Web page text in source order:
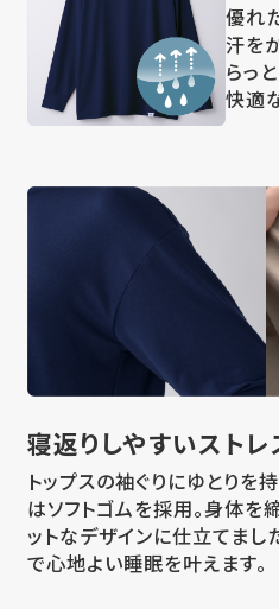
優れ
汗を
らっ
快適
寝返りしやすいスト
トップスの袖ぐりにゆとりを
はソフトゴムを採用。身体を
ットなデザインに仕立てまし
で心地よい睡眠を叶えます。